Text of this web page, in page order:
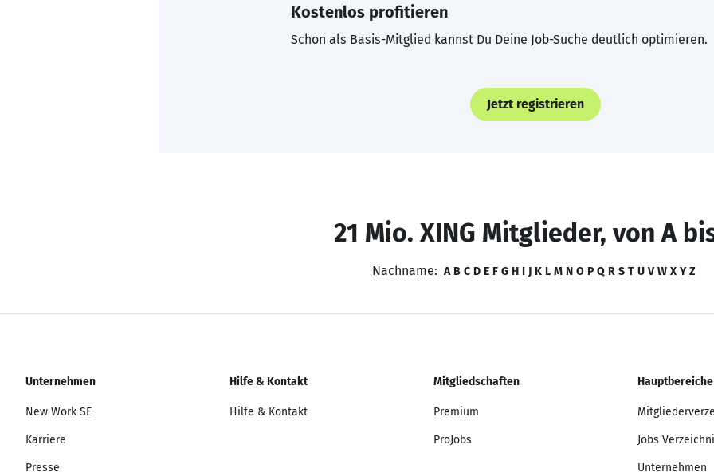
Kostenlos profitieren
Schon als Basis-Mitglied kannst Du Deine Job-Suche deutlich optimieren.
Jetzt registrieren
21 Mio. XING Mitglieder, von A
Nachname: A B C D E F G H I J K L M N O P Q R S T U V W X Y Z
Unternehmen
New Work SE
Karriere
Presse
Hilfe & Kontakt
Hilfe & Kontakt
Mitgliedschaften
Premium
ProJobs
Hauptbereiche
Jobs
Unternehmen